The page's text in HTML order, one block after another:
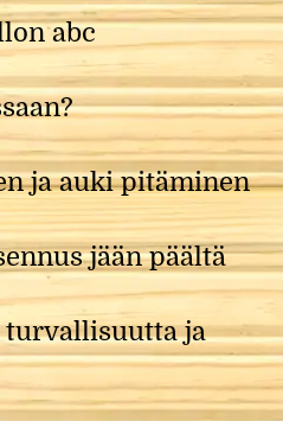
abc
ja auki pitäminen
jään päältä
ja